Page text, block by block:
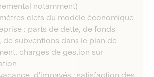
notamment)
clefs du modèle économique
: parts de dette, de fonds
de subventions dans le plan de
charges de gestion sur
d'impayés ; satisfaction des